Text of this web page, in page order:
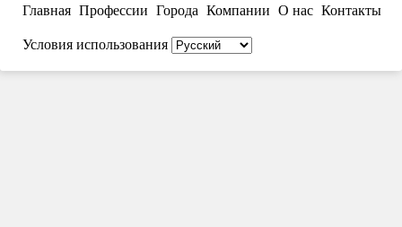
Главная Профессии Города Компании О нас Контакты
Условия использования